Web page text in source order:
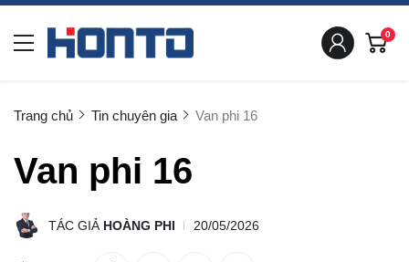
0
Trang chủ Tin chuyên gia Van phi 16
Van phi 16
TÁC GIẢ HOÀNG PHI 20/05/2026